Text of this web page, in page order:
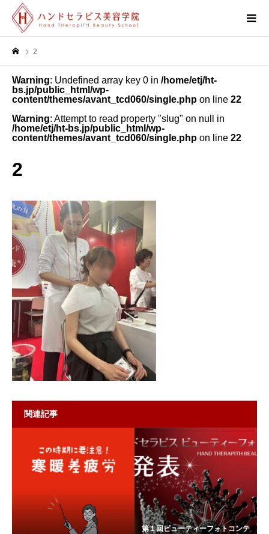
2
Warning: Undefined array key 0 in /home/etj/ht-
bs.jp/public_html/wp-
content/themes/avant_tcd060/single.php on line 22
Warning: Attempt to read property "slug" on null in
/home/etj/ht-bs.jp/public_html/wp-
content/themes/avant_tcd060/single.php on line 22
2
関連記事
第１回ビューティーフォトコンテ